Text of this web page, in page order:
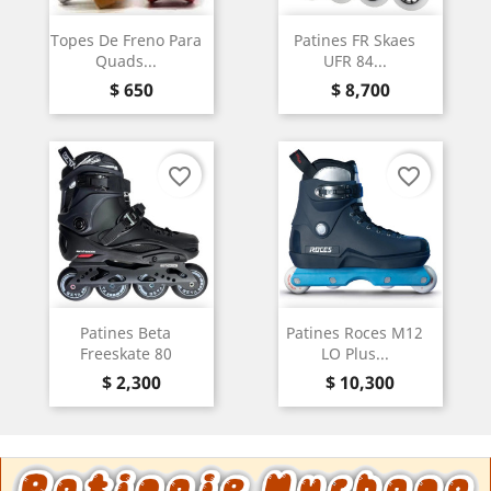
Topes De Freno Para
Quads...
Precio
$ 650
Patines FR Skaes
UFR 84...
Precio
$ 8,700
Patines Beta
Freeskate 80
Precio
$ 2,300
favorite_border
Patines Roces M12
LO Plus...
Precio
$ 10,300
favorite_border